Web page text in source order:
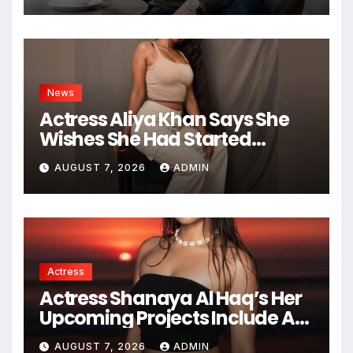
News
Actress Aliya Khan Says She
Wishes She Had Started
Acting Earlier
AUGUST 7, 2026 ADMIN
Actress
Actress Shanaya Al Haq’s Her
Upcoming Projects Include A
South Indian Film, Music
AUGUST 7, 2026 ADMIN